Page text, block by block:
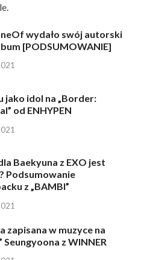
wydało swój autorski
[PODSUMOWANIE]
jako idol na „Border:
od ENHYPEN
Baekyuna z EXO jest
Podsumowanie
z „BAMBI”
zapisana w muzyce na
Seungyoona z WINNER